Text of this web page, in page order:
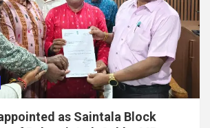
as Saintala Block